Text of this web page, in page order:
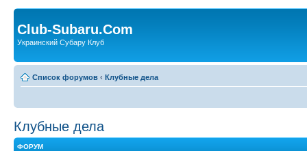
Club-Subaru.Com
Украинский Субару Клуб
Список форумов ‹ Клубные дела
Клубные дела
ФОРУМ